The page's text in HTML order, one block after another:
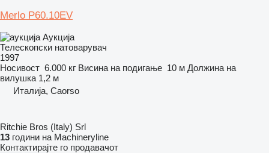
Merlo P60.10EV
Аукција
Телескопски натоварувач
1997
Носивост 6.000 кг Висина на подигање 10 м Должина на
вилушка 1,2 м
Италија, Caorso
Ritchie Bros (Italy) Srl
13 години на Machineryline
Контактирајте го продавачот